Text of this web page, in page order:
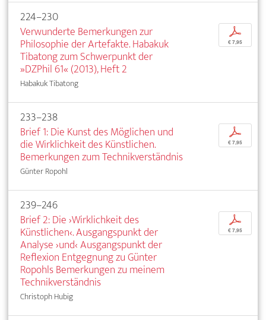
224–230
Verwunderte Bemerkungen zur
Philosophie der Artefakte. Habakuk
Tibatong zum Schwerpunkt der
»DZPhil 61« (2013), Heft 2
Habakuk Tibatong
p
€ 7,95
233–238
Brief 1: Die Kunst des Möglichen und
die Wirklichkeit des Künstlichen.
Bemerkungen zum Technikverständnis
Günter Ropohl
p
€ 7,95
239–246
Brief 2: Die ›Wirklichkeit des
Künstlichen‹. Ausgangspunkt der
Analyse ›und‹ Ausgangspunkt der
Reflexion Entgegnung zu Günter
Ropohls Bemerkungen zu meinem
Technikverständnis
Christoph Hubig
p
€ 7,95